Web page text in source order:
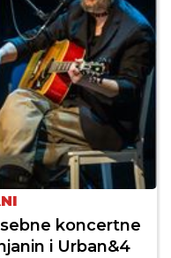
koncertne
i Urban&4